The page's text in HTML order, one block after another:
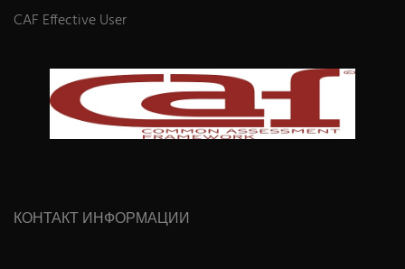
CAF Effective User
КОНТАКТ ИНФОРМАЦИИ